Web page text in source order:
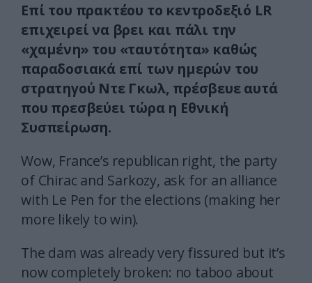
Επί του πρακτέου το κεντροδεξιό LR
επιχειρεί να βρει και πάλι την
«χαμένη» του «ταυτότητα» καθώς
παραδοσιακά επί των ημερών του
στρατηγού Ντε Γκωλ, πρέσβευε αυτά
που πρεσβεύει τώρα η Εθνική
Συσπείρωση.
Wow, France’s republican right, the party
of Chirac and Sarkozy, ask for an alliance
with Le Pen for the elections (making her
more likely to win).
The dam was already very fissured but it’s
now completely broken: no taboo about